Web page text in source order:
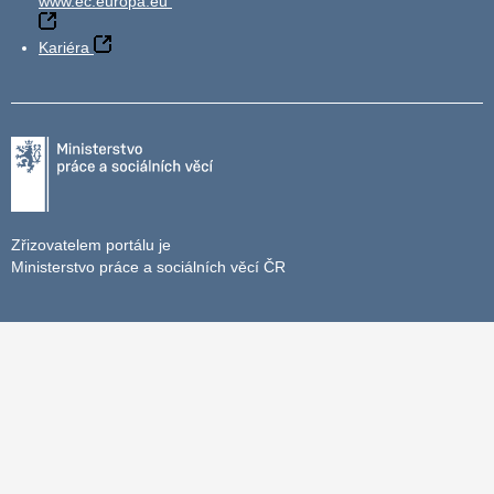
Kariéra
Zřizovatelem portálu je
Ministerstvo práce a sociálních věcí ČR